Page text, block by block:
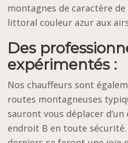
montagnes de caractère de
littoral couleur azur aux
Des
expérimentés :
Nos chauffeurs sont
routes montagneuses
sauront vous déplacer
endroit B en toute sécurité.